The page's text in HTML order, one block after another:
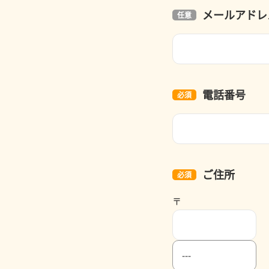
メールアド
電話番号
ご住所
〒